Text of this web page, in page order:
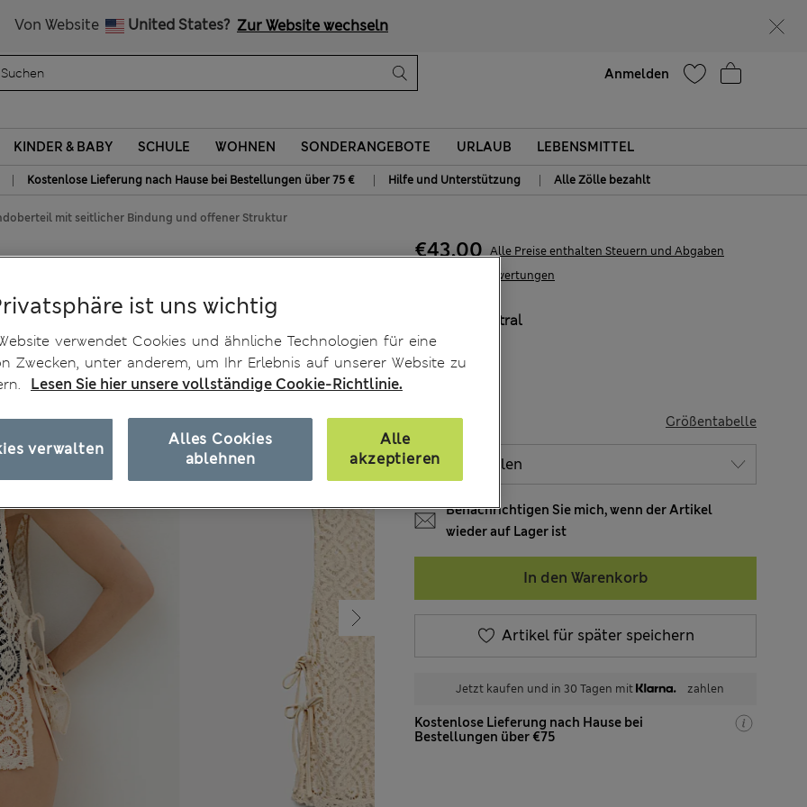
Von Website United States? Zur Website wechseln
Anmelden
KINDER & BABY SCHULE WOHNEN SONDERANGEBOTE URLAUB
LEBENSMITTEL
|
Kostenlose Lieferung nach Hause bei Bestellungen über 75 € | Hilfe und Unterstützung | Alle Zölle bezahlt
mit seitlicher Bindung und offener Struktur
3 Bewertungen
€43,00 Alle Preise enthalten Steuern und Abgaben
Neutral
GRÖSSE Größentabelle
Benachrichtigen Sie mich, wenn der Artikel
wieder auf Lager ist
In den Warenkorb
Artikel für später speichern
Jetzt kaufen und in 30 Tagen mit zahlen
Kostenlose Lieferung nach Hause bei
Bestellungen über €75
ist uns wichtig
verwendet Cookies und ähnliche Technologien für eine
Zwecken, unter anderem, um Ihr Erlebnis auf unserer Website zu
Lesen Sie hier unsere vollständige Cookie-Richtlinie.
Alles Cookies
ablehnen
Alle
akzeptieren
verwalten